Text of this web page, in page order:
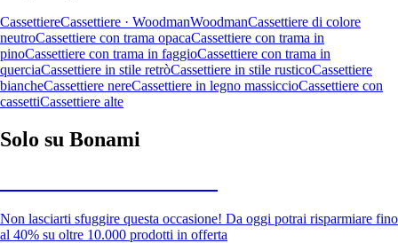
CassettiereCassettiere · WoodmanWoodmanCassettiere di colore
neutroCassettiere con trama opacaCassettiere con trama in
pinoCassettiere con trama in faggioCassettiere con trama in
querciaCassettiere in stile retròCassettiere in stile rusticoCassettiere
biancheCassettiere nereCassettiere in legno massiccioCassettiere con
cassettiCassettiere alte
Solo su Bonami
Non lasciarti sfuggire questa occasione! Da oggi potrai risparmiare fino
al 40% su oltre 10.000 prodotti in offerta